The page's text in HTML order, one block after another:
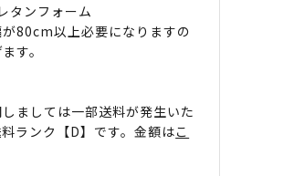
タンフォーム
80cm以上必要になりますの
す。
ましては一部送料が発生いた
ランク【D】です。金額はこ